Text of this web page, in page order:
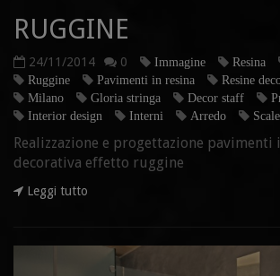
RUGGINE
24/11/2014 0 Immagine Resina
Ruggine
Pavimenti in resina Resine
Milano
Gloria stringa Decor staff
Interior design
Interni Arredo Scale
Realizzazione e progettazione pavimenti
decorativa effetto ruggine
Leggi tutto